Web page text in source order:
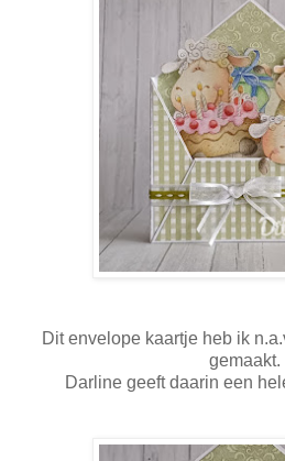
Dit envelope kaartje heb ik
gemaakt.
Darline geeft daarin een